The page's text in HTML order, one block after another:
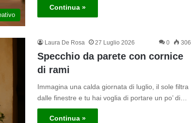
Continua »
Laura De Rosa 27 Luglio 2026 0 306
Specchio da parete con cornice
di rami
Immagina una calda giornata di luglio, il sole filtra
dalle finestre e tu hai voglia di portare un po’ di…
Continua »